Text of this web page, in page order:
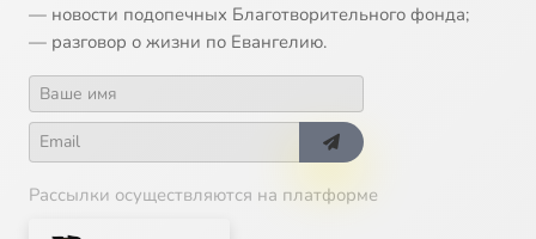
— новости подопечных Благотворительного фонда;
— разговор о жизни по Евангелию.
Рассылки осуществляются на платформе